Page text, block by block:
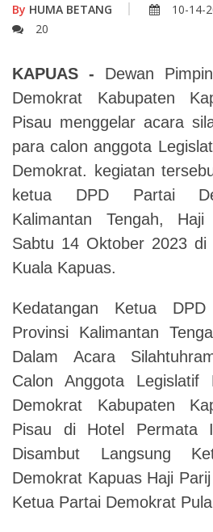
By HUMA BETANG 10-14-
20
KAPUAS - Dewan
Demokrat Kabupaten
Pisau menggelar acara
para calon anggota
Demokrat. kegiatan
ketua DPD Partai
Kalimantan Tengah,
Sabtu 14 Oktober 2023
Kuala Kapuas.
Kedatangan Ketua
Provinsi Kalimantan
Dalam Acara
Calon Anggota Legislatif
Demokrat Kabupaten
Pisau di Hotel Permata
Disambut Langsung
Demokrat Kapuas Haji
Ketua Partai Demokrat